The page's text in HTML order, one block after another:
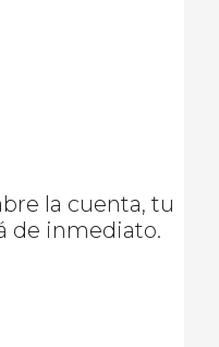
la cuenta, tu
de inmediato.